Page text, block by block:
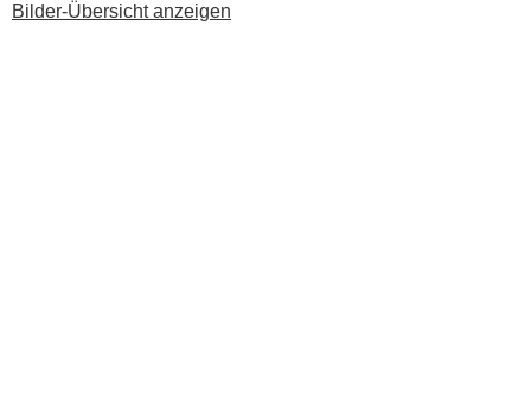
Bilder-Übersicht anzeigen